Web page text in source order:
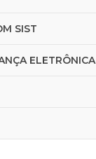
SIST
ELETRÔNICA